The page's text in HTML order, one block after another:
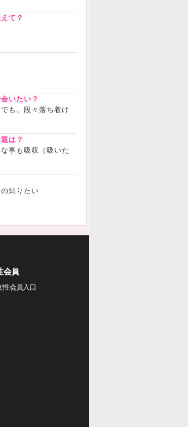
て？
いたい？
も。段々落ち着け
は？
事も吸収（吸いた
知りたい
会員
性会員入口